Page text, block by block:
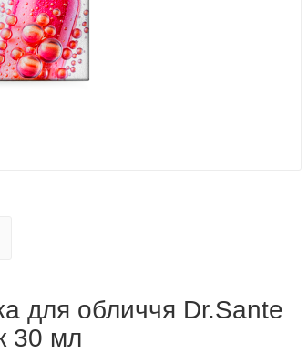
для обличчя Dr.Sante
30 мл